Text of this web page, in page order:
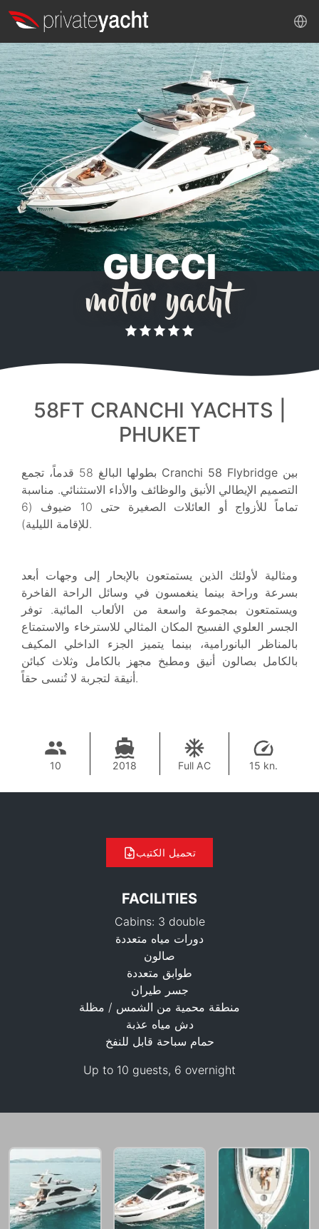
GUCCI
motor yacht
58FT CRANCHI YACHTS |
PHUKET
Cranchi 58 Flybridge
التصميم الإيطالي الأنيق والوظائف والأداء الاستثنائي. مناسبة
تماماً للأزواج أو العائلات الصغيرة حتى 10 ضيوف (6
للإقامة الليلية).
ومثالية لأولئك الذين يستمتعون بالإبحار إلى وجهات أبعد
بسرعة وراحة بينما ينغمسون في وسائل الراحة الفاخرة
ويستمتعون بمجموعة واسعة من الألعاب المائية. توفر
الجسر العلوي الفسيح المكان المثالي للاسترخاء والاستمتاع
بالمناظر البانورامية، بينما يتميز الجزء الداخلي المكيف
بالكامل بصالون أنيق ومطبخ مجهز بالكامل وثلاث كبائن
أنيقة لتجربة لا تُنسى حقاً.
10 2018 Full AC 15 kn.
تحميل الكتيب
FACILITIES
Cabins: 3 double
دورات مياه متعددة
صالون
طوابق متعددة
جسر طيران
منطقة محمية من الشمس / مظلة
دش مياه عذبة
حمام سباحة قابل للنفخ
Up to 10 guests, 6 overnight